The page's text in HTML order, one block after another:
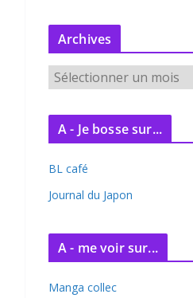
Archives
r
c
v
e
A - Je bosse sur...
BL café
Journal du Japon
A - me voir sur...
Manga collec